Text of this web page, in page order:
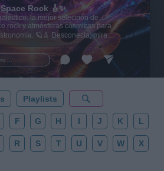
...
Rock 🎸✨
la mejor selección de
rock y atmósferas cósmicas para
🪐🎸 Desconecta, mira
la gravedad cero. 💾 ¡Guarda
tu próxima noche estrellada!
Playlists
F G H I J K L
R S T U V W X